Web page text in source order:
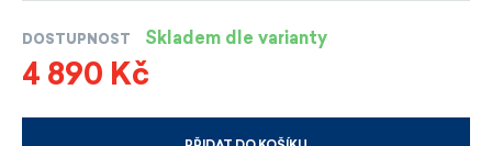
DOSTUPNOST Skladem dle varianty
4 890 Kč